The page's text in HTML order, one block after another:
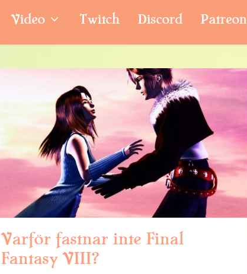
Video Twitch Discord Patreon
Varför fastnar inte Final
Fantasy VIII?